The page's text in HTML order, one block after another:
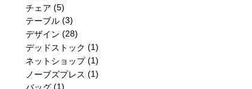
チェア (5)
テーブル (3)
デザイン (28)
デッドストック (1)
ネットショップ(1)
ノーブズプレス (1)
(1)